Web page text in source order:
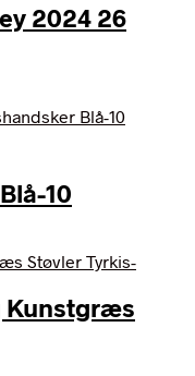
2024 26
10
Kunstgræs